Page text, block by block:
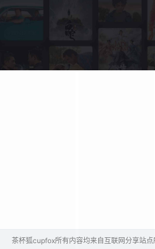
茶杯狐cupfox所有内容均来自互联网分享站